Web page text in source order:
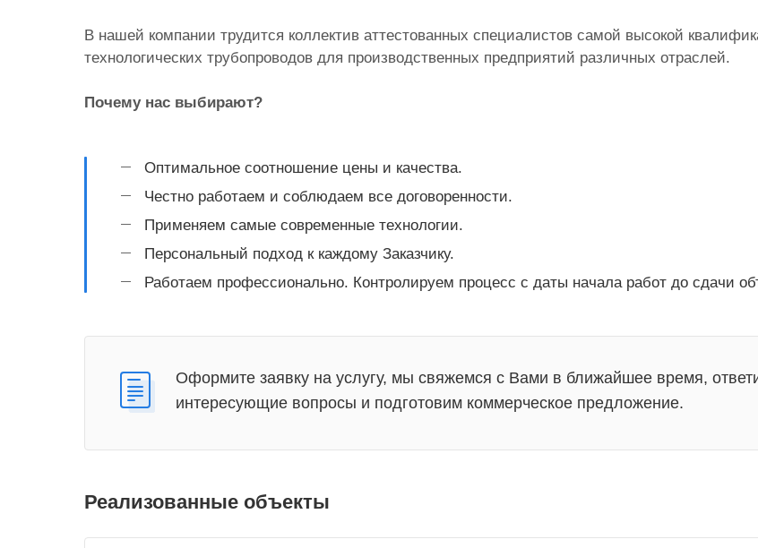
В нашей компании трудится коллектив аттестованных специалистов самой высокой
технологических трубопроводов для производственных предприятий различных отраслей.
Почему нас выбирают?
Оптимальное соотношение цены и качества.
Честно работаем и соблюдаем все договоренности.
Применяем самые современные технологии.
Персональный подход к каждому Заказчику.
Работаем профессионально. Контролируем процесс с даты начала работ до сдачи
Оформите заявку на услугу, мы свяжемся с Вами в ближайшее время,
интересующие вопросы и подготовим коммерческое предложение.
Реализованные объекты